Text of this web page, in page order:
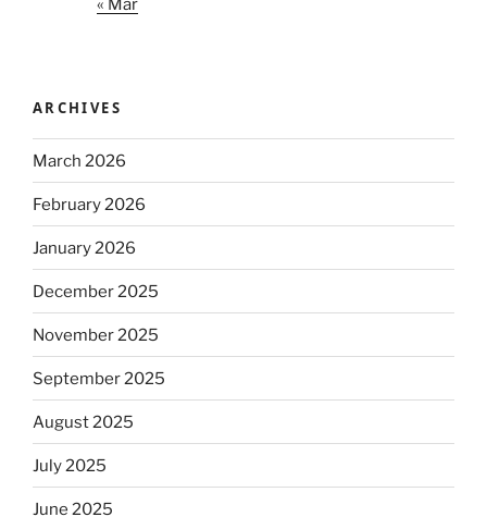
« Mar
ARCHIVES
March 2026
February 2026
January 2026
December 2025
November 2025
September 2025
August 2025
July 2025
June 2025